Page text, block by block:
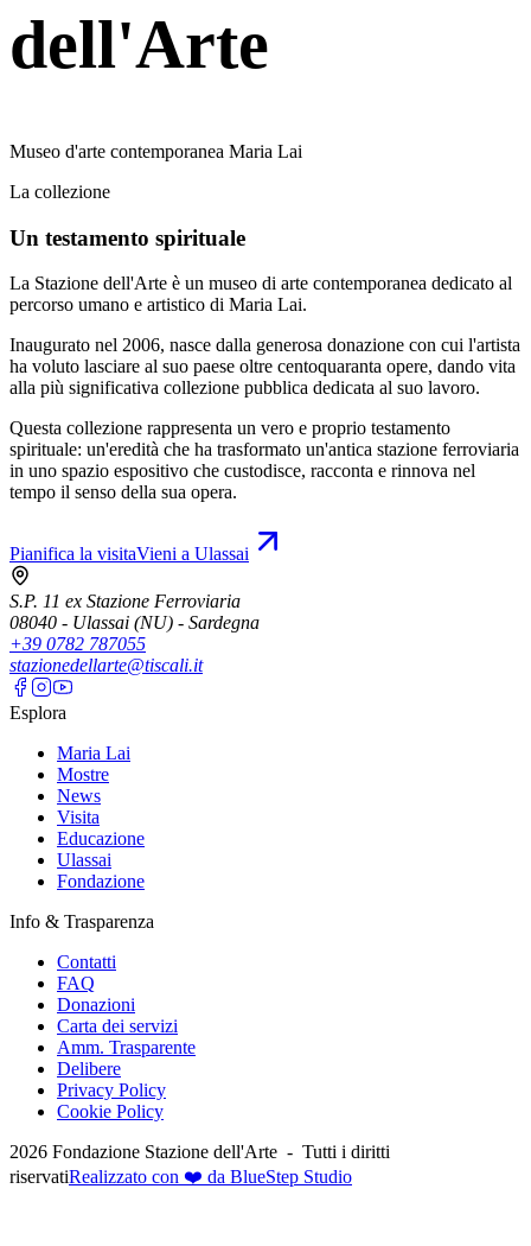
dell'Arte
Museo d'arte contemporanea Maria Lai
La collezione
Un testamento spirituale
La Stazione dell'Arte è un museo di arte contemporanea dedicato al
percorso umano e artistico di Maria Lai.
Inaugurato nel 2006, nasce dalla generosa donazione con cui l'artista
ha voluto lasciare al suo paese oltre centoquaranta opere, dando vita
alla più significativa collezione pubblica dedicata al suo lavoro.
Questa collezione rappresenta un vero e proprio testamento
spirituale: un'eredità che ha trasformato un'antica stazione ferroviaria
in uno spazio espositivo che custodisce, racconta e rinnova nel
tempo il senso della sua opera.
Pianifica la visitaVieni a Ulassai
S.P. 11 ex Stazione Ferroviaria
08040 - Ulassai (NU) - Sardegna
+39 0782 787055
stazionedellarte@tiscali.it
Esplora
Maria Lai
Mostre
News
Visita
Educazione
Ulassai
Fondazione
Info & Trasparenza
Contatti
FAQ
Donazioni
Carta dei servizi
Amm. Trasparente
Delibere
Privacy Policy
Cookie Policy
2026 Fondazione Stazione dell'Arte - Tutti i diritti
riservatiRealizzato con ❤️ da BlueStep Studio